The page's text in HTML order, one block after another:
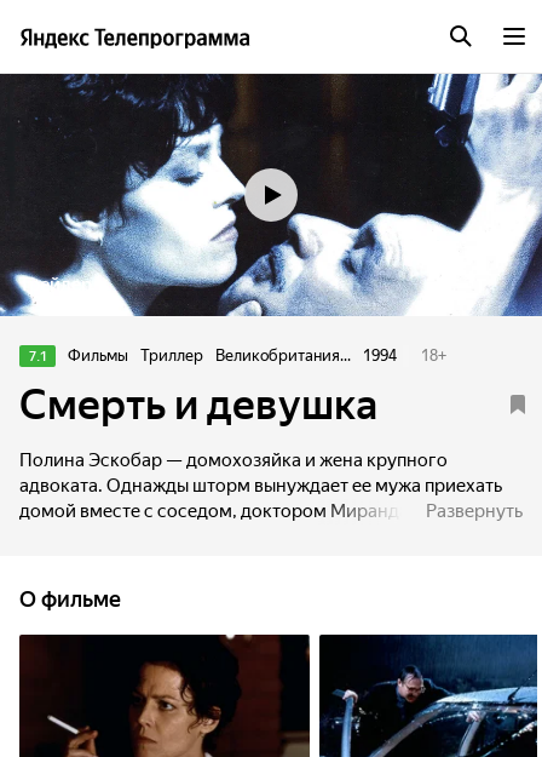
Трейлер
7.1 Фильмы Триллер Великобритания... 1994 18+
Смерть и девушка
Полина Эскобар — домохозяйка и жена крупного
адвоката. Однажды шторм вынуждает ее мужа приехать
домой вместе с соседом, доктором Миранда. Его запах,
он много лет назад во время хунты пытал ее и насиловал,
завязав глаза.
Развернуть
О фильме